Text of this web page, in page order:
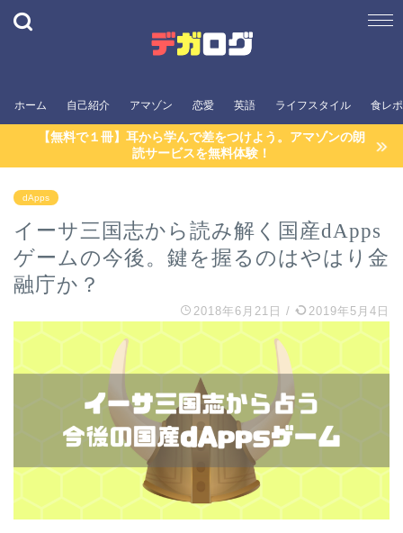
ホーム 自己紹介 アマゾン 恋愛 英語 ライフスタイル 食レポ
【無料で１冊】耳から学んで差をつけよう。アマゾンの朗
読サービスを無料体験！
dApps
イーサ三国志から読み解く国産dApps
ゲームの今後。鍵を握るのはやはり金
融庁か？
2018年6月21日 / 2019年5月4日